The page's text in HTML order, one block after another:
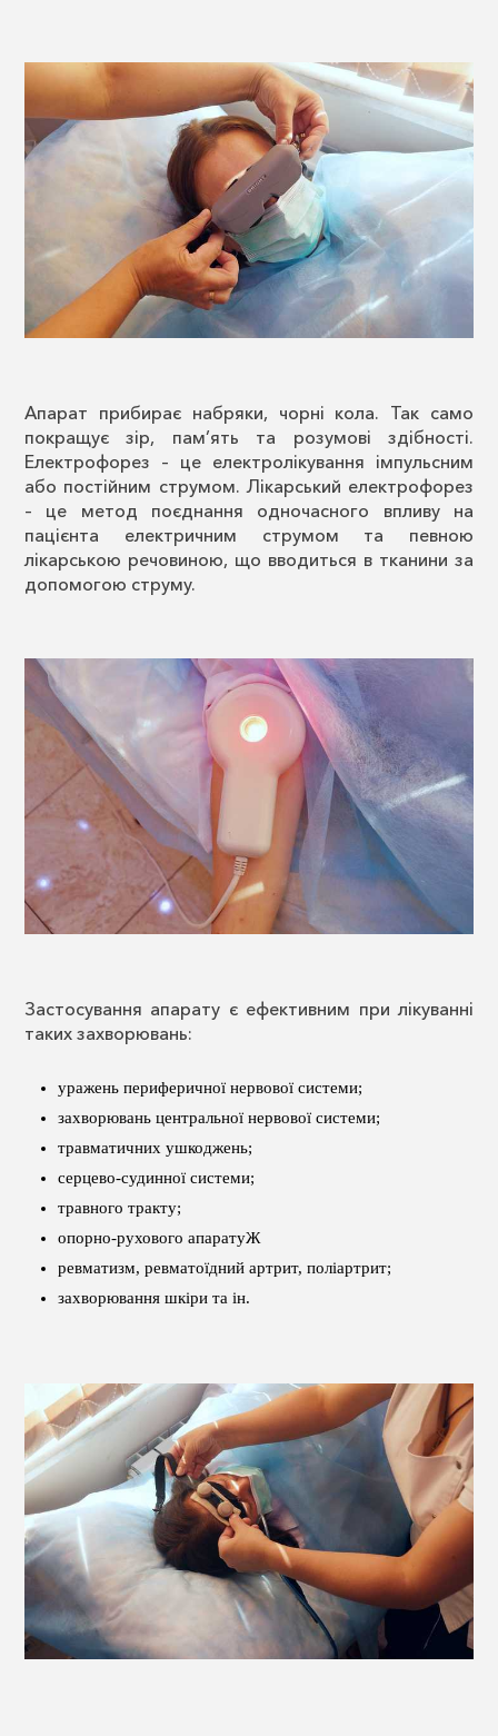
Апарат прибирає набряки, чорні кола. Так само
покращує зір, пам’ять та розумові здібності.
Електрофорез – це електролікування імпульсним
або постійним струмом. Лікарський електрофорез
– це метод поєднання одночасного впливу на
пацієнта електричним струмом та певною
лікарською речовиною, що вводиться в тканини за
допомогою струму.
Застосування апарату є ефективним при лікуванні
таких захворювань:
уражень периферичної нервової системи;
захворювань центральної нервової системи;
травматичних ушкоджень;
серцево-судинної системи;
травного тракту;
опорно-рухового апаратуЖ
ревматизм, ревматоїдний артрит, поліартрит;
захворювання шкіри та ін.